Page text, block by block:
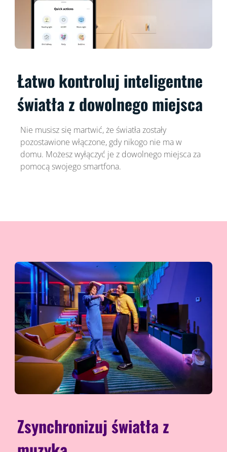
Łatwo kontroluj inteligentne
światła z dowolnego miejsca
Nie musisz się martwić, że światła zostały
pozostawione włączone, gdy nikogo nie ma w
domu. Możesz wyłączyć je z dowolnego miejsca za
pomocą swojego smartfona.
Zsynchronizuj światła z